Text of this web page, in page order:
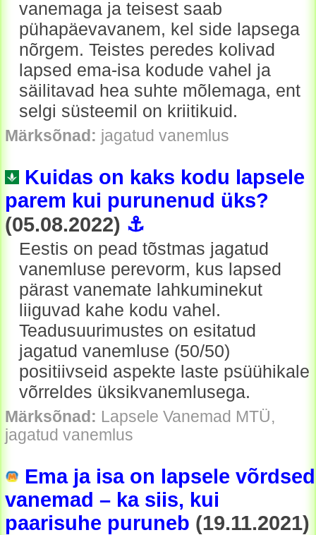
vanemaga ja teisest saab
pühapäeva­vanem, kel side lapsega
nõrgem. Teistes peredes kolivad
lapsed ema-isa kodude vahel ja
säilitavad hea suhte mõlemaga, ent
selgi süsteemil on kriitikuid.
Märksõnad: jagatud vanemlus
Kuidas on kaks kodu lapsele
parem kui purunenud üks?
(05.08.2022) ⚓
Eestis on pead tõstmas jagatud
vanemluse perevorm, kus lapsed
pärast vanemate lahkuminekut
liiguvad kahe kodu vahel.
Teadusuurimustes on esitatud
jagatud vanemluse (50/50)
positiivseid aspekte laste psüühikale
võrreldes üksikvanemlusega.
Märksõnad: Lapsele Vanemad MTÜ,
jagatud vanemlus
Ema ja isa on lapsele võrdsed
vanemad – ka siis, kui
paarisuhe puruneb (19.11.2021)